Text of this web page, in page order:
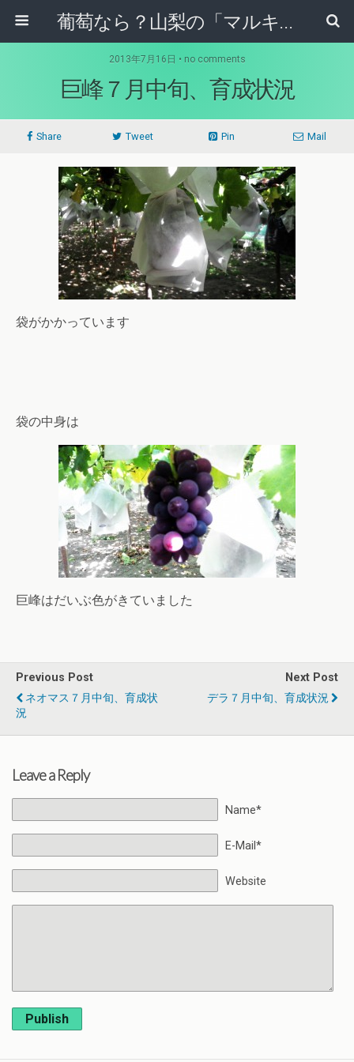
葡萄なら？山梨の「マルキ果樹園」！！
2013年7月16日 • no comments
巨峰７月中旬、育成状況
Share Tweet Pin Mail
袋がかかっています
袋の中身は
巨峰はだいぶ色がきていました
Previous Post
ネオマス７月中旬、育成状
況
Next Post
デラ７月中旬、育成状況
Leave a Reply
Name*
E-Mail*
Website
Publish